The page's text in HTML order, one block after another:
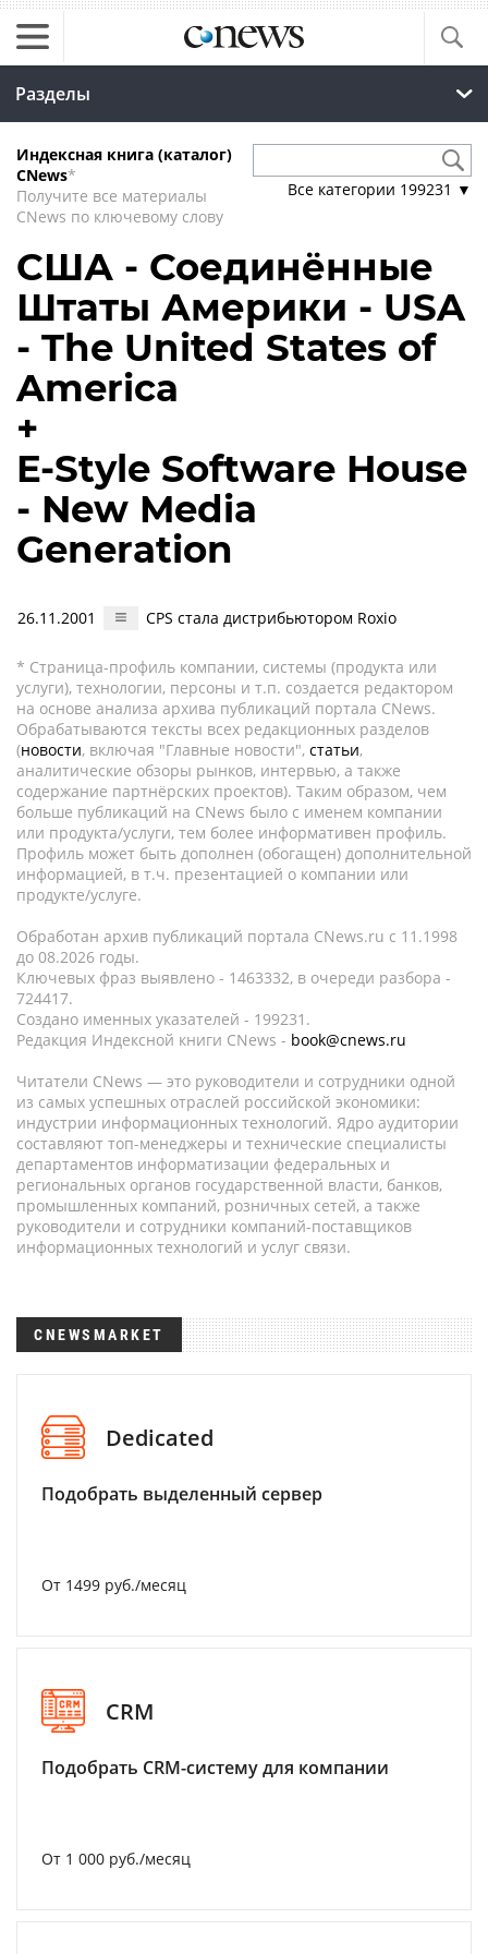
Разделы
Индексная книга (каталог)
CNews*
Получите все материалы
CNews по ключевому слову
Все категории 199231 ▼
США - Соединённые
Штаты Америки - USA
- The United States of
America
+
E-Style Software House
- New Media
Generation
26.11.2001 CPS стала дистрибьютором Roxio
* Страница-профиль компании, системы (продукта или
услуги), технологии, персоны и т.п. создается редактором
на основе анализа архива публикаций портала CNews.
Обрабатываются тексты всех редакционных разделов
(новости, включая "Главные новости", статьи,
аналитические обзоры рынков, интервью, а также
содержание партнёрских проектов). Таким образом, чем
больше публикаций на CNews было с именем компании
или продукта/услуги, тем более информативен профиль.
Профиль может быть дополнен (обогащен) дополнительной
информацией, в т.ч. презентацией о компании или
продукте/услуге.
Обработан архив публикаций портала CNews.ru c 11.1998
до 08.2026 годы.
Ключевых фраз выявлено - 1463332, в очереди разбора -
724417.
Создано именных указателей - 199231.
Редакция Индексной книги CNews - book@cnews.ru
Читатели CNews — это руководители и сотрудники одной
из самых успешных отраслей российской экономики:
индустрии информационных технологий. Ядро аудитории
составляют топ-менеджеры и технические специалисты
департаментов информатизации федеральных и
региональных органов государственной власти, банков,
промышленных компаний, розничных сетей, а также
руководители и сотрудники компаний-поставщиков
информационных технологий и услуг связи.
CNEWSMARKET
Dedicated
Подобрать выделенный сервер
От 1499 руб./месяц
CRM
Подобрать CRM-систему для компании
От 1 000 руб./месяц